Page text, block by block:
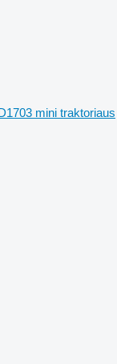
mini traktoriaus